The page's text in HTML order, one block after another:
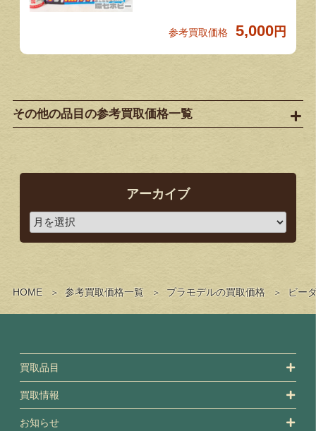
HOME 参考買取価格一覧 プラモデルの買取価格 ビー
参考買取価格 5,000 円
その他の品目の参考買取価格一覧
アーカイブ
買取品目
買取情報
お知らせ